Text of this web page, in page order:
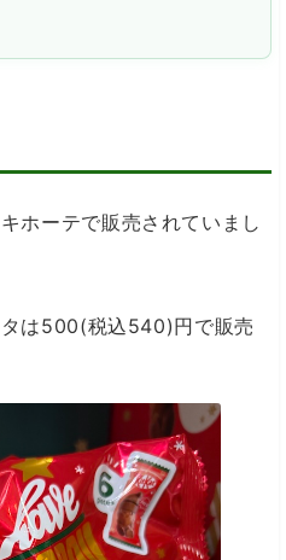
ホーテで販売されていまし
は500(税込540)円で販売